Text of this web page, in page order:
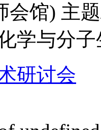
会馆) 主
学与分
研讨会